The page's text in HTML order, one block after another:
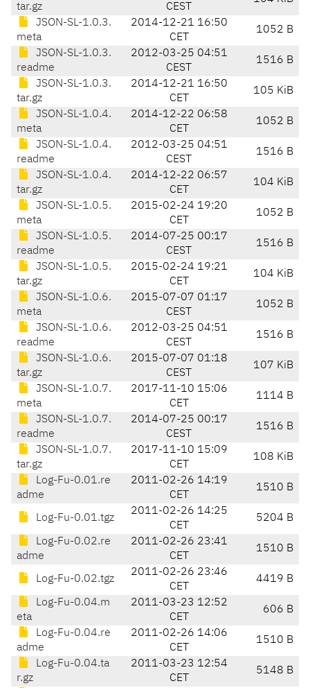
tar.gz
CEST
JSON-SL-1.0.3.
meta
2014-12-21 16:50
CET
1052 B
JSON-SL-1.0.3.
readme
2012-03-25 04:51
CEST
1516 B
JSON-SL-1.0.3.
tar.gz
2014-12-21 16:50
CET
105 KiB
JSON-SL-1.0.4.
meta
2014-12-22 06:58
CET
1052 B
JSON-SL-1.0.4.
readme
2012-03-25 04:51
CEST
1516 B
JSON-SL-1.0.4.
tar.gz
2014-12-22 06:57
CET
104 KiB
JSON-SL-1.0.5.
meta
2015-02-24 19:20
CET
1052 B
JSON-SL-1.0.5.
readme
2014-07-25 00:17
CEST
1516 B
JSON-SL-1.0.5.
tar.gz
2015-02-24 19:21
CET
104 KiB
JSON-SL-1.0.6.
meta
2015-07-07 01:17
CEST
1052 B
JSON-SL-1.0.6.
readme
2012-03-25 04:51
CEST
1516 B
JSON-SL-1.0.6.
tar.gz
2015-07-07 01:18
CEST
107 KiB
JSON-SL-1.0.7.
meta
2017-11-10 15:06
CET
1114 B
JSON-SL-1.0.7.
readme
2014-07-25 00:17
CEST
1516 B
JSON-SL-1.0.7.
tar.gz
2017-11-10 15:09
CET
108 KiB
Log-Fu-0.01.re
adme
2011-02-26 14:19
CET
1510 B
Log-Fu-0.01.tgz
2011-02-26 14:25
CET
5204 B
Log-Fu-0.02.re
adme
2011-02-26 23:41
CET
1510 B
Log-Fu-0.02.tgz
2011-02-26 23:46
CET
4419 B
Log-Fu-0.04.m
eta
2011-03-23 12:52
CET
606 B
Log-Fu-0.04.re
adme
2011-02-26 14:06
CET
1510 B
Log-Fu-0.04.ta
r.gz
2011-03-23 12:54
CET
5148 B